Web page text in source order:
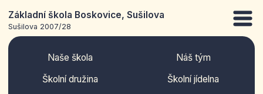
Základní škola Boskovice, Sušilova
Sušilova 2007/28
Naše škola
Náš tým
Školní družina
Školní jídelna